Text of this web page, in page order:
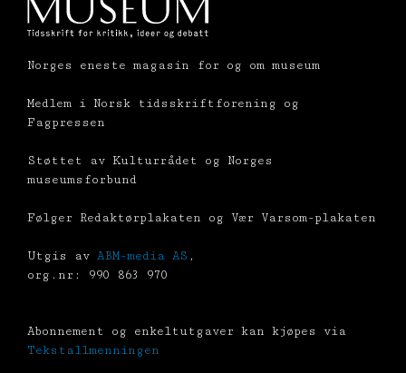
Norges eneste magasin for og om museum
Medlem i Norsk tidsskriftforening og
Fagpressen
Støttet av Kulturrådet og Norges
museumsforbund
Følger Redaktørplakaten og Vær Varsom-plakaten
Utgis av ABM-media AS ,
org.nr: 990 863 970
Abonnement og enkeltutgaver kan kjøpes via
Tekstallmenningen